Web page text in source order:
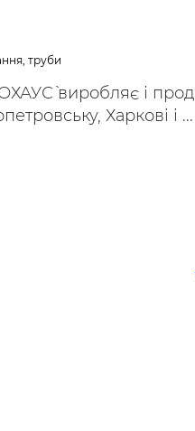
труби
виробляє і
Харкові і ...